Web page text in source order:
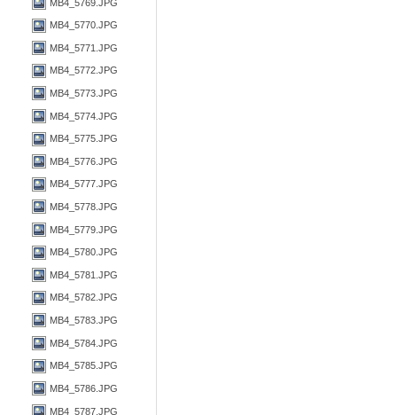
MB4_5769.JPG
MB4_5770.JPG
MB4_5771.JPG
MB4_5772.JPG
MB4_5773.JPG
MB4_5774.JPG
MB4_5775.JPG
MB4_5776.JPG
MB4_5777.JPG
MB4_5778.JPG
MB4_5779.JPG
MB4_5780.JPG
MB4_5781.JPG
MB4_5782.JPG
MB4_5783.JPG
MB4_5784.JPG
MB4_5785.JPG
MB4_5786.JPG
MB4_5787.JPG